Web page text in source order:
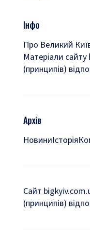
Інфо
Про Великий
Матеріали
(принципів)
Архів
НовиниІсторія
Сайт
(принципів)